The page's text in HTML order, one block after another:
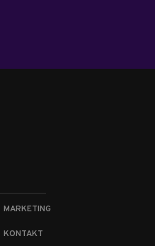
MARKETING
KONTAKT